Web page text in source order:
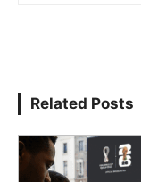
Related Posts